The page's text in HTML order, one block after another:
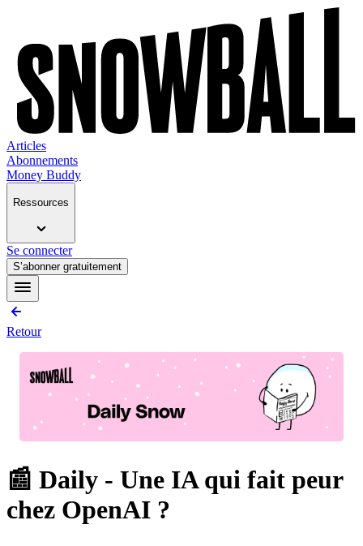
Articles
Abonnements
Money Buddy
Ressources
Se connecter
S’abonner gratuitement
Retour
📰 Daily - Une IA qui fait peur
chez OpenAI ?